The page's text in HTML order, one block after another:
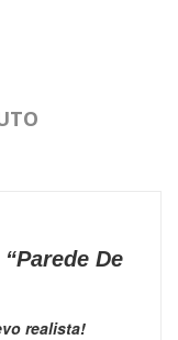
De
realista!